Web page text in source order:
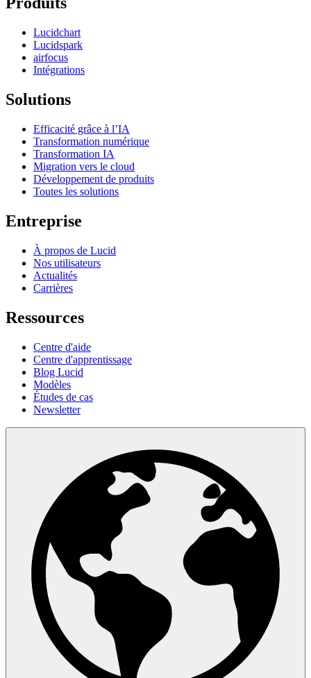
Lucidchart
Lucidspark
airfocus
Intégrations
Solutions
Efficacité grâce à l’IA
Transformation numérique
Transformation IA
Migration vers le cloud
Développement de produits
Toutes les solutions
Entreprise
À propos de Lucid
Nos utilisateurs
Actualités
Carrières
Ressources
Centre d'aide
Centre d'apprentissage
Blog Lucid
Modèles
Études de cas
Newsletter